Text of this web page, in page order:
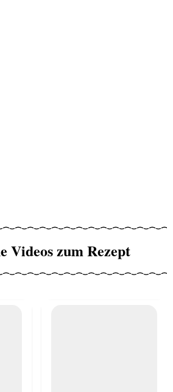
Videos zum Rezept